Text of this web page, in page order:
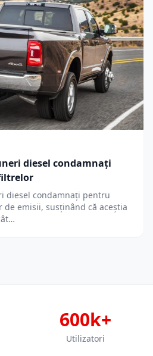
diesel condamnați
diesel condamnați pentru
de emisii, susținând că aceștia
600k+
Utilizatori